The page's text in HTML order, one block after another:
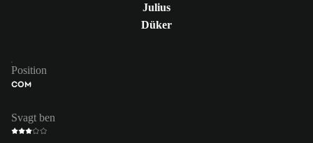
Julius
Düker
Position
COM
Svagt ben